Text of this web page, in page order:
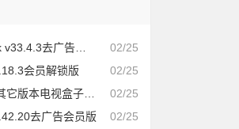
02/25
去广告解除封锁版
02/25
会员解锁版
02/25
子版|速度飞快，即点即播
02/25
去广告会员版